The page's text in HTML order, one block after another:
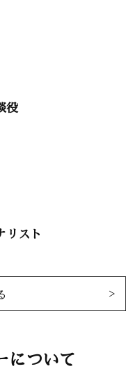
しい知識を知り、電磁放
役
リスト
について